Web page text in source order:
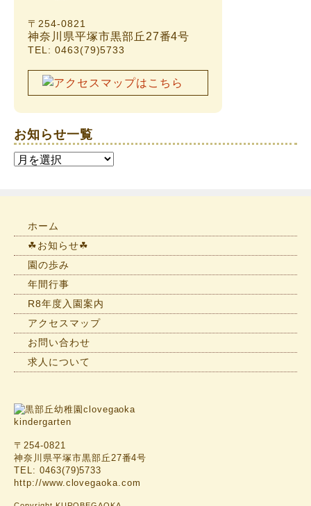
〒254-0821
神奈川県平塚市黒部丘27番4号
TEL: 0463(79)5733
お知らせ一覧
お
ホーム
☘お知らせ☘
園の歩み
年間行事
R8年度入園案内
アクセスマップ
お問い合わせ
求人について
〒254-0821
神奈川県平塚市黒部丘27番4号
TEL: 0463(79)5733
http://www.clovegaoka.com